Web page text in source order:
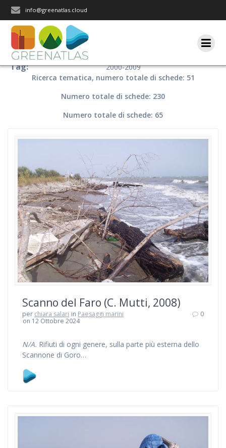
info@greenatlas.cloud
Tag:
2000-2009
Ricerca tematica, numero totale di schede: 51
Numero totale di schede: 230
Numero totale di schede: 65
Scanno del Faro (C. Mutti, 2008)
per chiara salari in Paesaggi marini
on 12 Ottobre 2024
0
N/A. Rifiuti di ogni genere, sulla parte più esterna dello
Scannone di Goro…